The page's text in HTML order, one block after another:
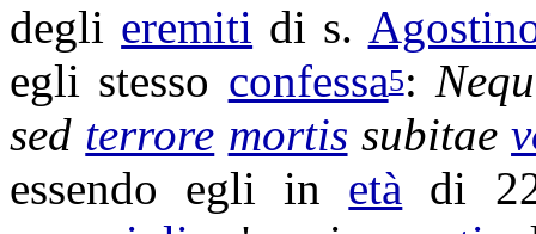
degli eremiti di s.
egli stesso confessa5:
sed terrore mortis subitae
essendo egli in età di